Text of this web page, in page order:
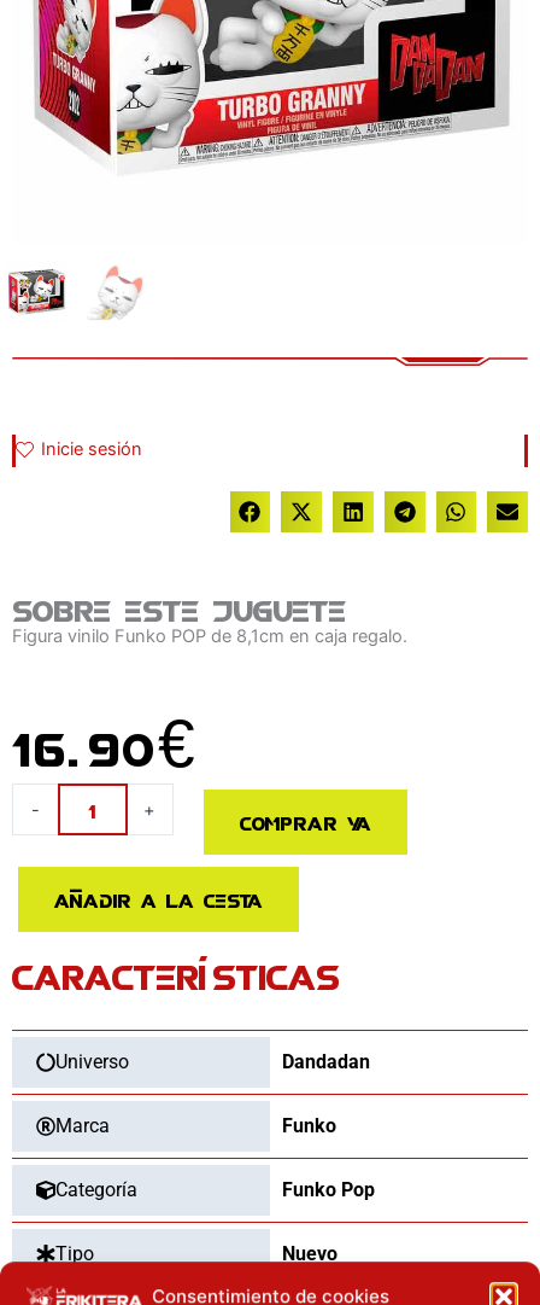
Consentimiento de cookies
Inicie sesión
Sobre este juguete
Figura vinilo Funko POP de 8,1cm en caja regalo.
16.90€
-
Granny
+ Comprar ya
Añadir a la cesta
CARACTERÍSTICAS
Universo Dandadan
Marca Funko
Categoría Funko Pop
Tipo Nuevo